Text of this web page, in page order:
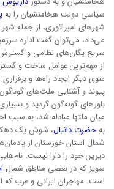
سیاسی دولت هخامنشیان را به
شهرهای امپراتوری، از جمله
می‌داد، می‌توان گفت اداره
سریع یگان‌های نظامی و
از مهم‌ترین عوامل ساخت و
سوی دیگر ایجاد راه‌ها و
پیوند و آشنایی ملت‌های
باورهای گونه‌گون گردید و
میان ملتها مبادله شد، به سبب
بهحضرت دانیال، شوش یک
شمال استان خوزستان از
دیرین خود را دارا نیست.
سویز که در بعضی مناطق شمال
است. مهاجران ایرانی و عرب که